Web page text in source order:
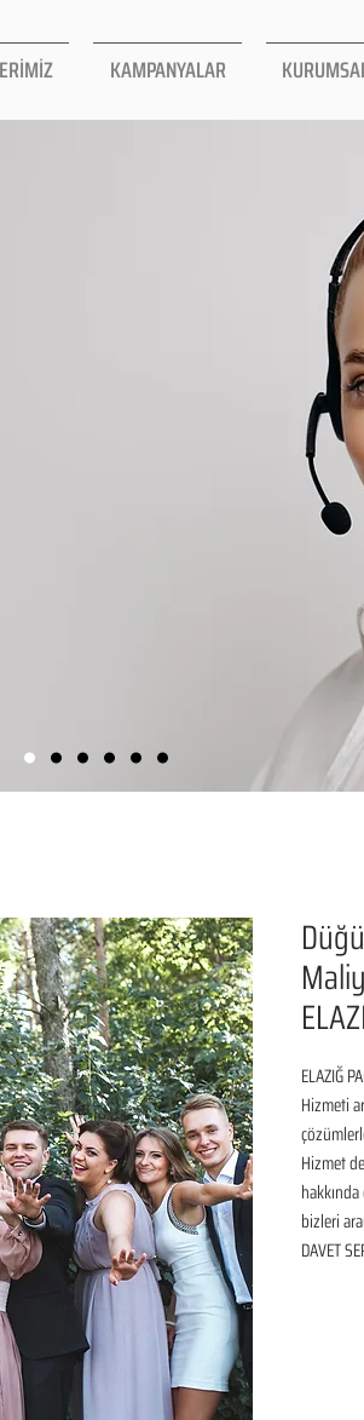
KAMPANYALAR
ELAZIĞ
Hizmeti
Hizmet
bizleri
DAVET